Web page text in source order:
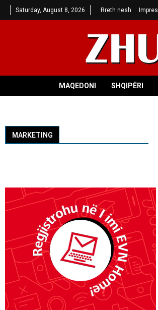
Saturday, August 8, 2026 Rreth nesh
MAQEDONI SHQIPËRI
MARKETING